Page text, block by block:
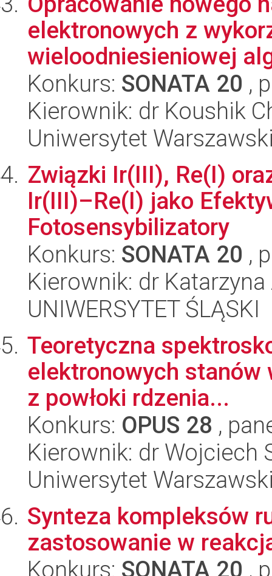
elektronowych z
wieloodniesieniowej
Konkurs: SONATA 20 ,
Kierownik: dr Koushik
Uniwersytet
Związki Ir(III), Re(I)
Ir(III)–Re(I) jako
Fotosensybilizatory
Konkurs: SONATA 20 ,
Kierownik: dr
UNIWERSYTET ŚLĄSKI
Teoretyczna
elektronowych stanów
z powłoki rdzenia...
Konkurs: OPUS 28 ,
Kierownik: dr Wojciech
Uniwersytet
Synteza kompleksów
zastosowanie w
Konkurs: SONATA 20 ,